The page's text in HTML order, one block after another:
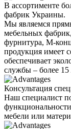
В ассортименте
фабрик Украины.
Мы являемся
мебельных
фурнитура, М-
продукция имеет
обеспечивает
службы – более 15
Консультация
Наш специалист
мебели или